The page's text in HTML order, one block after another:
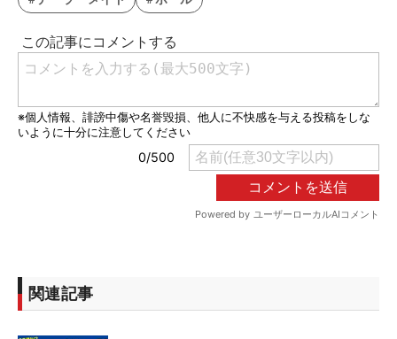
関連記事